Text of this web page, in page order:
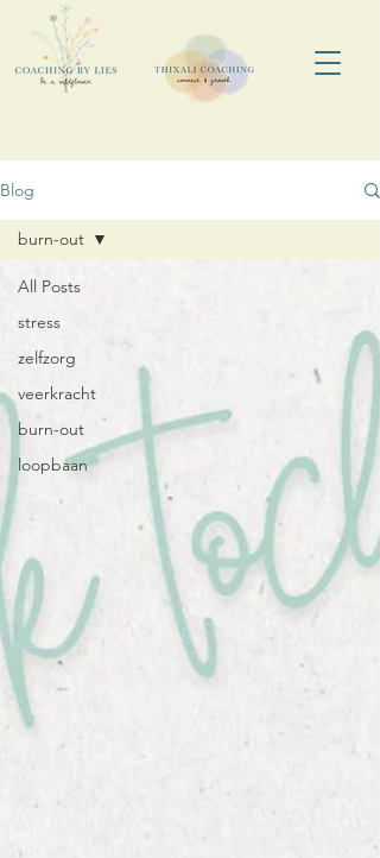
Blog
All Posts
stress
zelfzorg
veerkracht
burn-out
loopbaan
burn-out